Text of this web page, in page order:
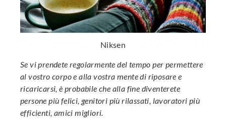
Niksen
Se vi prendete regolarmente del tempo per permettere
al vostro corpo e alla vostra mente di riposare e
ricaricarsi, è probabile che alla fine diventerete
persone più felici, genitori più rilassati, lavoratori più
efficienti, amici migliori.